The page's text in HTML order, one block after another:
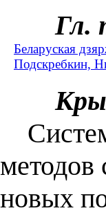
Гл.
Беларуская
Подскребкин,
новых